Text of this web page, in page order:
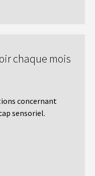
chaque mois
concernant
sensoriel.